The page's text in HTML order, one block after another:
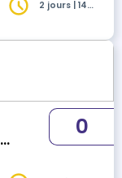
2 jours | 14
0